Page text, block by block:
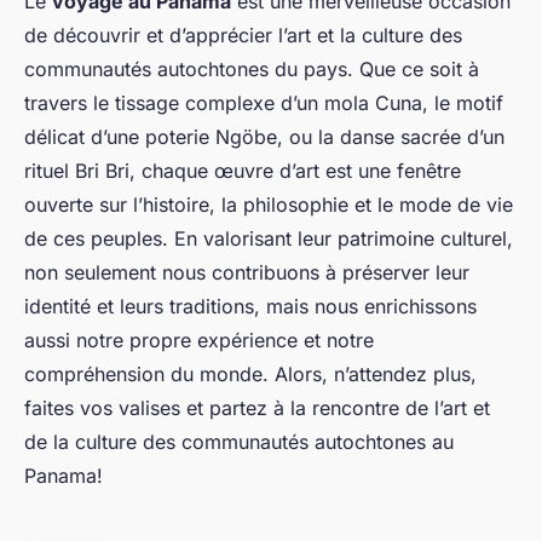
de découvrir et d’apprécier l’art et la culture des
communautés autochtones du pays. Que ce soit à
travers le tissage complexe d’un mola Cuna, le motif
délicat d’une poterie Ngöbe, ou la danse sacrée d’un
rituel Bri Bri, chaque œuvre d’art est une fenêtre
ouverte sur l’histoire, la philosophie et le mode de vie
de ces peuples. En valorisant leur patrimoine culturel,
non seulement nous contribuons à préserver leur
identité et leurs traditions, mais nous enrichissons
aussi notre propre expérience et notre
compréhension du monde. Alors, n’attendez plus,
faites vos valises et partez à la rencontre de l’art et
de la culture des communautés autochtones au
Panama!